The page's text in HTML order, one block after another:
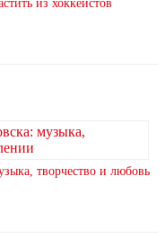
из хоккеистов
творчество и любовь